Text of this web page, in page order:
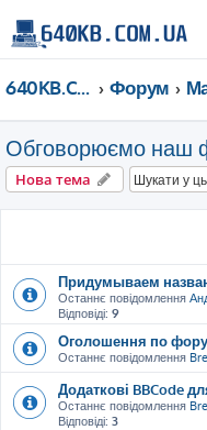
640KB.COM.UA Форум
Обговорюємо наш
Нова тема
Придумываем
Останнє повідомлення
Відповіді: 9
Оголошення по
Останнє повідомлення
Додаткові BBCode
Останнє повідомлення
Відповіді: 3